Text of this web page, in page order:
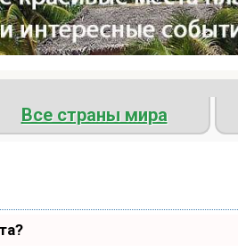
Все страны мира